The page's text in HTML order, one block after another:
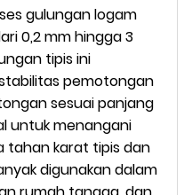
gulungan logam
0,2 mm hingga 3
tipis ini
pemotongan
sesuai panjang
untuk menangani
tahan karat tipis dan
digunakan dalam